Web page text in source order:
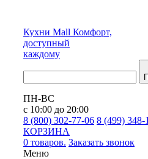
Кухни Mall Комфорт,
доступный
каждому
ПН-ВС
с 10:00 до 20:00
8 (800) 302-77-06 8 (499) 348-
КОРЗИНА
0 товаров. Заказать звонок
Меню